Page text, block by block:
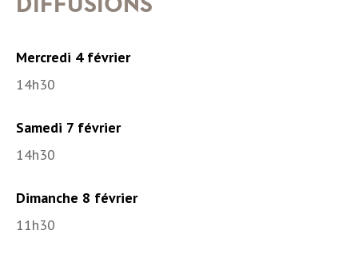
DIFFUSIONS
Mercredi 4 février
14h30
Samedi 7 février
14h30
Dimanche 8 février
11h30